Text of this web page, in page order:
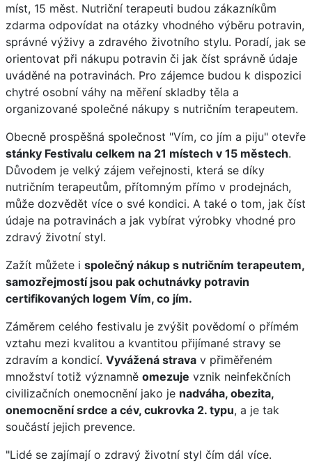
míst, 15 měst. Nutriční terapeuti budou zákazníkům
zdarma odpovídat na otázky vhodného výběru potravin,
správné výživy a zdravého životního stylu. Poradí, jak se
orientovat při nákupu potravin či jak číst správně údaje
uváděné na potravinách. Pro zájemce budou k dispozici
chytré osobní váhy na měření skladby těla a
organizované společné nákupy s nutričním terapeutem.
Obecně prospěšná společnost "Vím, co jím a piju" otevře
stánky Festivalu celkem na 21 místech v 15 městech.
Důvodem je velký zájem veřejnosti, která se díky
nutričním terapeutům, přítomným přímo v prodejnách,
může dozvědět více o své kondici. A také o tom, jak číst
údaje na potravinách a jak vybírat výrobky vhodné pro
zdravý životní styl.
Zažít můžete i společný nákup s nutričním terapeutem,
samozřejmostí jsou pak ochutnávky potravin
certifikovaných logem Vím, co jím.
Záměrem celého festivalu je zvýšit povědomí o přímém
vztahu mezi kvalitou a kvantitou přijímané stravy se
zdravím a kondicí. Vyvážená strava v přiměřeném
množství totiž významně omezuje vznik neinfekčních
civilizačních onemocnění jako je nadváha, obezita,
onemocnění srdce a cév, cukrovka 2. typu, a je tak
součástí jejich prevence.
"Lidé se zajímají o zdravý životní styl čím dál více.